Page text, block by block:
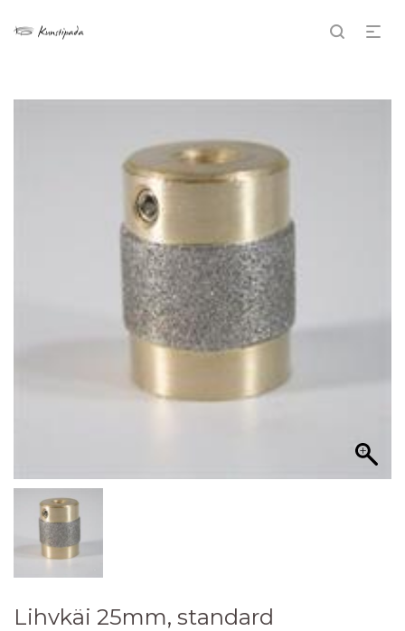
Lihvkäi 25mm, standard